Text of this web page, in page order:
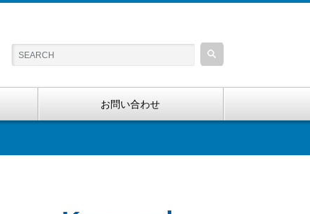
お問い合わせ